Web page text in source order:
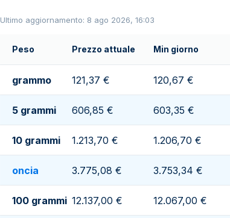
Ultimo aggiornamento: 8 ago 2026, 16:03
Peso Prezzo attuale Min giorno
grammo 121,37 € 120,67 €
5 grammi 606,85 € 603,35 €
10 grammi 1.213,70 € 1.206,70 €
oncia 3.775,08 € 3.753,34 €
100 grammi 12.137,00 € 12.067,00 €